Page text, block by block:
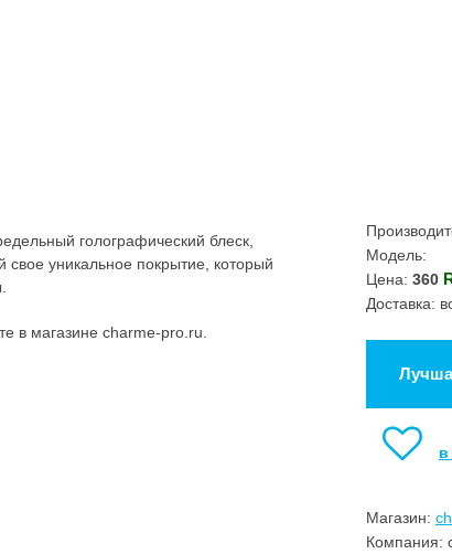
голографический блеск,
свое уникальное покрытие, который
в магазине charme-pro.ru.
Модель:
Цена: 360
Доставка:
в
Магазин:
Компания: